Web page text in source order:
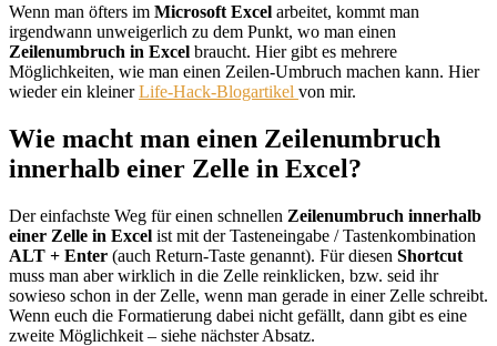
Wenn man öfters im Microsoft Excel arbeitet, kommt man
irgendwann unweigerlich zu dem Punkt, wo man einen
Zeilenumbruch in Excel braucht. Hier gibt es mehrere
Möglichkeiten, wie man einen Zeilen-Umbruch machen kann. Hier
wieder ein kleinerLife-Hack-Blogartikel von mir.
Wie macht man einen Zeilenumbruch
innerhalb einer Zelle in Excel?
Der einfachste Weg für einen schnellen Zeilenumbruch innerhalb
einer Zelle in Excel ist mit der Tasteneingabe / Tastenkombination
ALT + Enter (auch Return-Taste genannt). Für diesen Shortcut
muss man aber wirklich in die Zelle reinklicken, bzw. seid ihr
sowieso schon in der Zelle, wenn man gerade in einer Zelle schreibt.
Wenn euch die Formatierung dabei nicht gefällt, dann gibt es eine
zweite Möglichkeit – siehe nächster Absatz.